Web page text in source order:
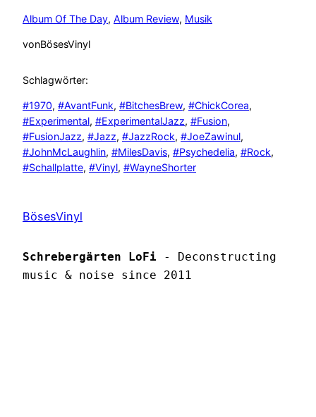
Album Of The Day, Album Review, Musik
vonBösesVinyl
Schlagwörter:
#1970, #AvantFunk, #BitchesBrew, #ChickCorea
#Experimental, #ExperimentalJazz, #Fusion
#FusionJazz, #Jazz, #JazzRock, #JoeZawinul
#JohnMcLaughlin, #MilesDavis, #Psychedelia, #Rock
#Schallplatte, #Vinyl, #WayneShorter
BösesVinyl
Schrebergärten LoFi - Deconstructing
music & noise since 2011